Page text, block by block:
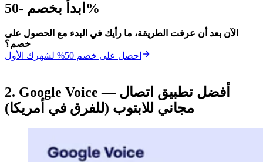
ابدأ بخصم -50%
الآن بعد أن عرفت الطريقة، ما رأيك في البدء مع الحصول على
خصم؟
احصل على خصم 50% لشهرك الأول
2. Google Voice — أفضل تطبيق اتصال
مجاني للابتوب (للفرق في أمريكا)